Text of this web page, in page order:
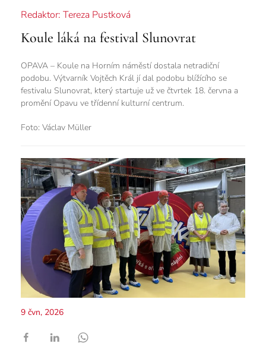
Redaktor: Tereza Pustková
Koule láká na festival Slunovrat
OPAVA – Koule na Horním náměstí dostala netradiční
podobu. Výtvarník Vojtěch Král jí dal podobu blížícího se
festivalu Slunovrat, který startuje už ve čtvrtek 18. června a
promění Opavu ve třídenní kulturní centrum.
Foto: Václav Müller
9 čvn, 2026